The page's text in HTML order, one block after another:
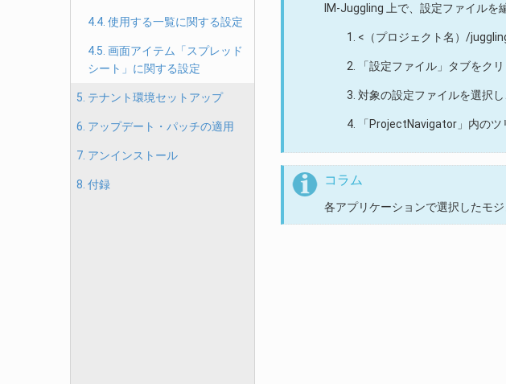
4.4. 使用する一覧に関する設定
4.5. 画面アイテム「スプレッド
シート」に関する設定
5. テナント環境セットアップ
6. アップデート・パッチの適用
7. アンインストール
8. 付録
IM-Juggling 上で、設定ファイルを
<（プロジェクト名）/
「設定ファイル」タブをクリ
対象の設定ファイルを選択
「ProjectNavigator」内の
コラム
各アプリケーションで選択したモ